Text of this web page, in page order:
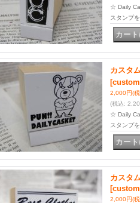
☆ Daily
スタンプ
カスタ
2,000円(
(税込:
☆ Daily
スタンプ
カスタ
2,000円(